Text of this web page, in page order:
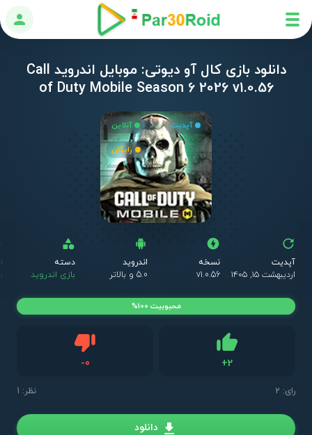
ورود
دانلود بازی کال آو دیوتی: موبایل اندروید Call
of Duty Mobile Season 6 2026 v1.0.56
آپدیت آنلاین
رایگان
آپدیت
اردیبهشت ۱۵, ۱۴۰۵
نسخه
v1.0.56
اندروید
5.0 و بالاتر
دسته
بازی اندروید
+2
-0دیس لایک
رای: 2 نظر: 1
محبوبیت 100%
دانلود